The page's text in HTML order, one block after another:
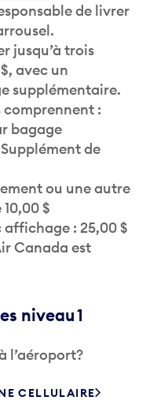
de livrer
jusqu’à trois
avec un
supplémentaire.
comprennent :
bagage
de
ou une autre
$
: 25,00 $
Canada est
niveau 1
l’aéroport?
CELLULAIRE